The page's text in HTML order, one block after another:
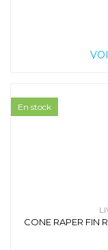
CONE RAPER FIN
En stock